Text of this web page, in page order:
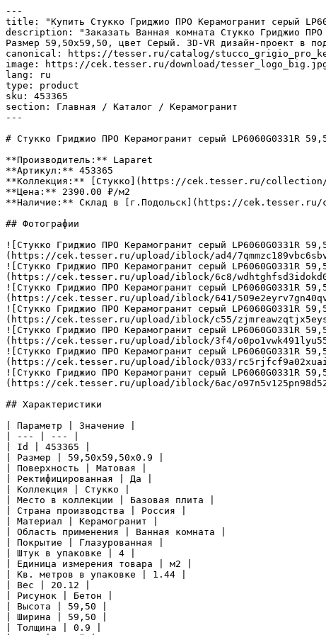
---
title: "Купить Стукко Гриджио ПРО Керамогранит серый
description: "Заказать Ванная комната Стукко Гриджио ПРО
Размер 59,50x59,50, цвет Серый. 3D-VR дизайн-проект в
canonical: https://tesser.ru/catalog/
image: https://cek.tesser.ru/download/
lang: ru
type: product
sku: 453365
section: Главная / Каталог / Керамогранит
---
# Стукко Гриджио ПРО Керамогранит серый LP6060G0331R
**Производитель:** Laparet
**Артикул:** 453365
**Коллекция:** [Стукко](https://cek.tesser.ru/
**Цена:** 2390.00 ₽/м2
**Наличие:** Склад в [г.Подольск](https://cek.tesser.ru/
## Фотографии
![Стукко Гриджио ПРО Керамогранит серый LP6060G0331R
(https://cek.tesser.ru/upload/iblock/ad4/
![Стукко Гриджио ПРО Керамогранит серый LP6060G0331R
(https://cek.tesser.ru/upload/iblock/6c8/
![Стукко Гриджио ПРО Керамогранит серый LP6060G0331R
(https://cek.tesser.ru/upload/iblock/641/
![Стукко Гриджио ПРО Керамогранит серый LP6060G0331R
(https://cek.tesser.ru/upload/iblock/c55/
![Стукко Гриджио ПРО Керамогранит серый LP6060G0331R
(https://cek.tesser.ru/upload/iblock/3f4/
![Стукко Гриджио ПРО Керамогранит серый LP6060G0331R
(https://cek.tesser.ru/upload/iblock/033/
![Стукко Гриджио ПРО Керамогранит серый LP6060G0331R
(https://cek.tesser.ru/upload/iblock/6ac/
## Характеристики
| Параметр | Значение |
| --- | --- |
| Id | 453365 |
| Размер | 59,50x59,50x0.9 |
| Поверхность | Матовая |
| Ректифицированная | Да |
| Коллекция | Стукко |
| Место в коллекции | Базовая плита |
| Страна производства | Россия |
| Материал | Керамогранит |
| Область применения | Ванная комната |
| Покрытие | Глазурованная |
| Штук в упаковке | 4 |
| Единица измерения товара | м2 |
| Кв. метров в упаковке | 1.44 |
| Вес | 20.12 |
| Рисунок | Бетон |
| Высота | 59,50 |
| Ширина | 59,50 |
| Толщина | 0.9 |